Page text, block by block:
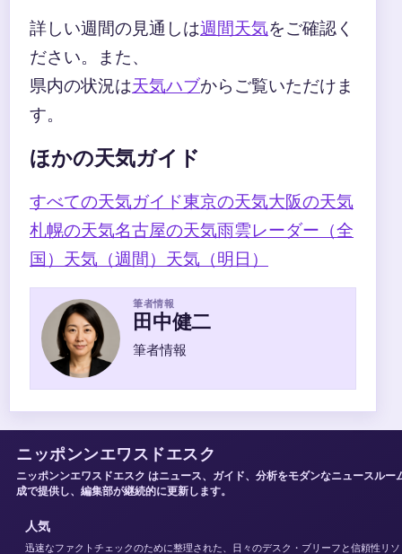
詳しい週間の見通しは週間天気をご確認く
ださい。また、
県内の状況は天気ハブからご覧いただけま
す。
ほかの天気ガイド
すべての天気ガイド東京の天気大阪の天気
札幌の天気名古屋の天気雨雲レーダー（全
国） 天気（週間） 天気（明日）
筆者情報
田中健二
筆者情報
ニッポンンエワスドエスク
ニッポンンエワスドエスク はニュース、ガイド、分析をモダンなニュースルー
成で提供し、編集部が継続的に更新します。
人気
迅速なファクトチェックのために整理された、日々のデスク・ブリーフと信頼性リソ